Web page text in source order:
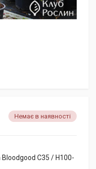
Немає в наявності
C35 / H100-